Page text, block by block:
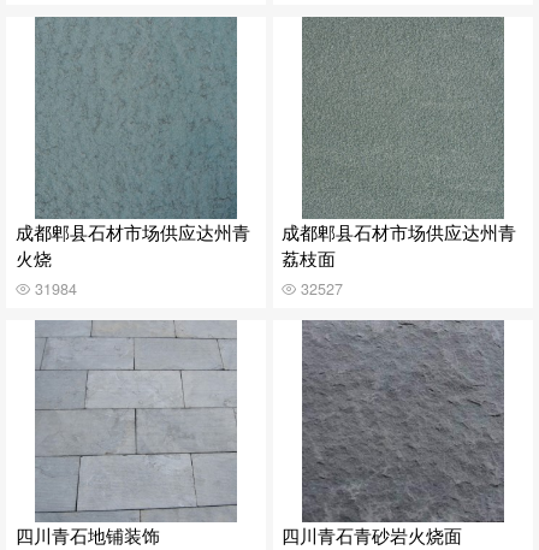
成都郫县石材市场供应达州青
火烧
31984
成都郫县石材市场供应达州青
荔枝面
32527
四川青石地铺装饰 四川青石青砂岩火烧面